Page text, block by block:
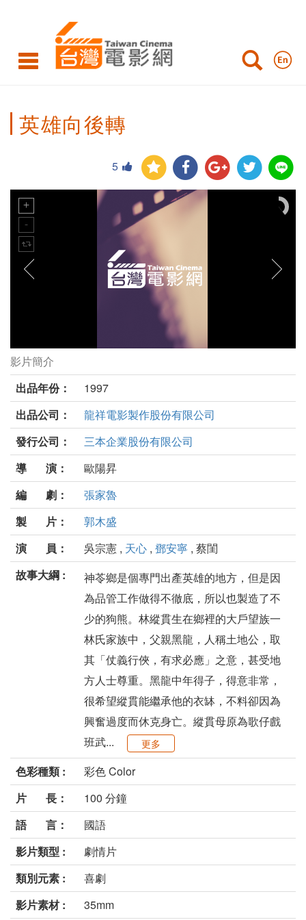
英雄向後轉
5
英雄向後轉劇照
影片簡介
出品年份：
1997
出品公司：
龍祥電影製作股份有限公司
發行公司：
三本企業股份有限公司
導 演：
歐陽昇
編 劇：
張家魯
製 片：
郭木盛
演 員：
吳宗憲 , 天心 , 鄧安寧 , 蔡閨
故事大綱 :
神苓鄉是個專門出產英雄的地方，但是因
為品管工作做得不徹底，所以也製造了不
少的狗熊。林縱貫生在鄉裡的大戶望族一
林氏家族中，父親黑龍，人稱土地公，取
其「仗義行俠，有求必應」之意，甚受地
方人士尊重。黑龍中年得子，得意非常，
很希望縱貫能繼承他的衣缽，不料卻因為
興奮過度而休克身亡。縱貫母原為歌仔戲
班武...
更多
色彩種類 :
彩色 Color
片 長：
100 分鐘
語 言：
國語
影片類型 :
劇情片
類別元素 :
喜劇
影片素材 :
35mm